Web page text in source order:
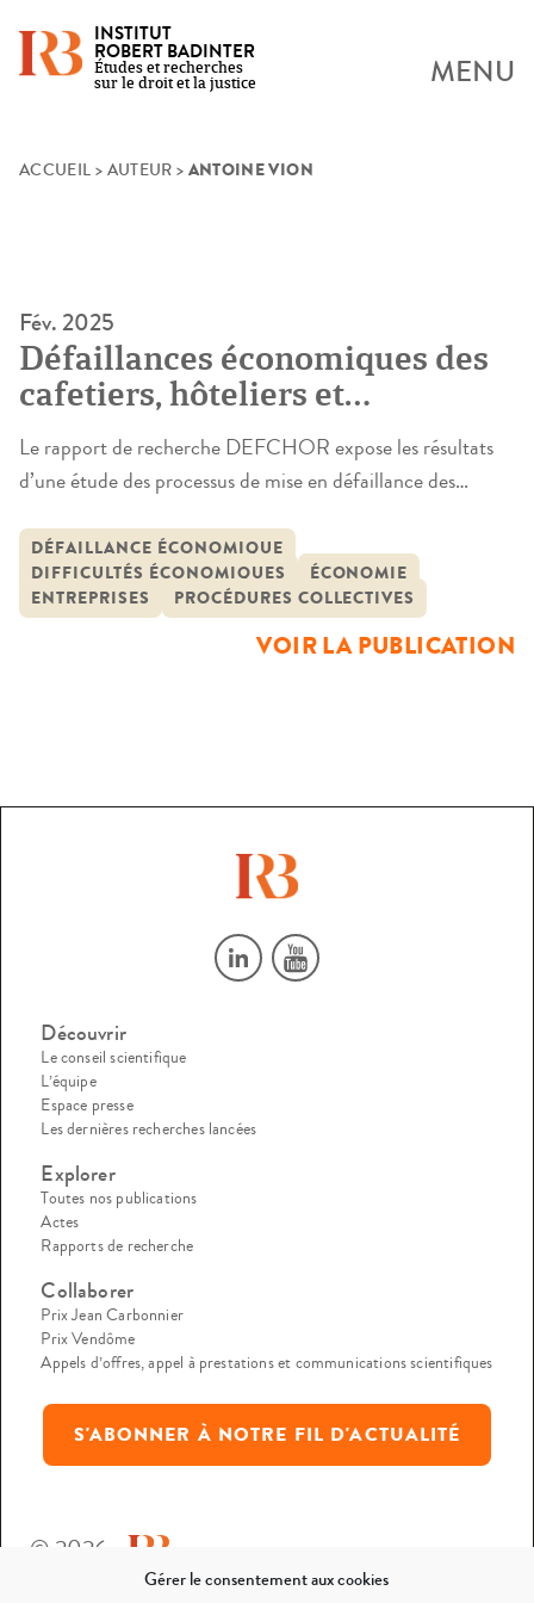
Gérer le consentement aux cookies
Skip
INSTITUT
ROBERT BADINTER
Études et recherches
sur le droit et la justice
MENU
ACCUEIL > AUTEUR > ANTOINE VION
Fév. 2025
Défaillances économiques des
cafetiers, hôteliers et
restaurateurs : prises en charge
institutionnelles et
conséquences biographiques
Le rapport de recherche DEFCHOR expose les résultats
d’une étude des processus de mise en défaillance des
acteurs institutionnels (administratifs, juridictionnels,
professionnels et associatifs) en charge du travail de
prévention et de traitement des difficultés, d’autre part, les
perceptions des situations et les ressources mobilisées […]
DÉFAILLANCE ÉCONOMIQUE
DIFFICULTÉS ÉCONOMIQUES
ÉCONOMIE
ENTREPRISES
PROCÉDURES COLLECTIVES
VOIR LA PUBLICATION
Découvrir
Le conseil scientifique
L’équipe
Espace presse
Les dernières recherches lancées
Explorer
Toutes nos publications
Actes
Rapports de recherche
Collaborer
Prix Jean Carbonnier
Prix Vendôme
Appels d’offres, appel à prestations et communications scientifiques
S'ABONNER À NOTRE FIL D'ACTUALITÉ
© 2026